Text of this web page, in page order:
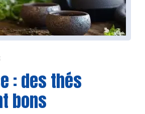
: des thés
bons